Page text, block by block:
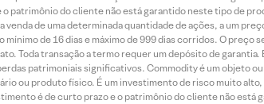
patrimônio do cliente não está garantido neste tipo de
de uma determinada quantidade de ações, a um
de 16 dias e máximo de 999 dias corridos. O preço
Toda transação a termo requer um depósito de
patrimoniais significativos. Commodity é um objeto
ou produto físico. É um investimento de risco muito
é de curto prazo e o patrimônio do cliente não